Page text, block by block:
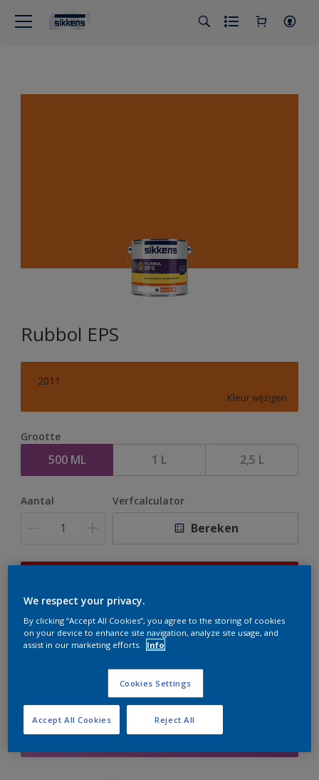
Rubbol EPS
2011
Kleur wijzigen
Grootte
500 ML 1 L 2,5 L
Aantal Verfcalculator
Bereken
te bestellen. Houd de website in de gaten, we werken
er hard aan om de voorraad aan te vullen.
Boodschappenlijst
We respect your privacy.
By clicking “Accept All Cookies”, you agree to the storing of cookies
on your device to enhance site navigation, analyze site usage, and
assist in our marketing efforts.
Info
Cookies Settings
Reject All
Accept All Cookies